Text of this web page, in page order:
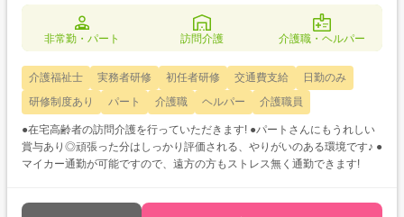
非常勤・パート 訪問介護 介護職・ヘルパー
介護福祉士 実務者研修 初任者研修 交通費支給
日勤のみ
研修制度あり
パート 介護職 ヘルパー 介護職員
●在宅高齢者の訪問介護を行っていただきます! ●パートさんにもうれしい
賞与あり◎頑張った分はしっかり評価される、やりがいのある環境です♪ ●
マイカー通勤が可能ですので、遠方の方もストレス無く通勤できます!